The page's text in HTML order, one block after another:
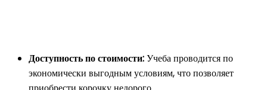
Доступность по стоимости:Учеба проводится по
экономически выгодным условиям, что позволяет